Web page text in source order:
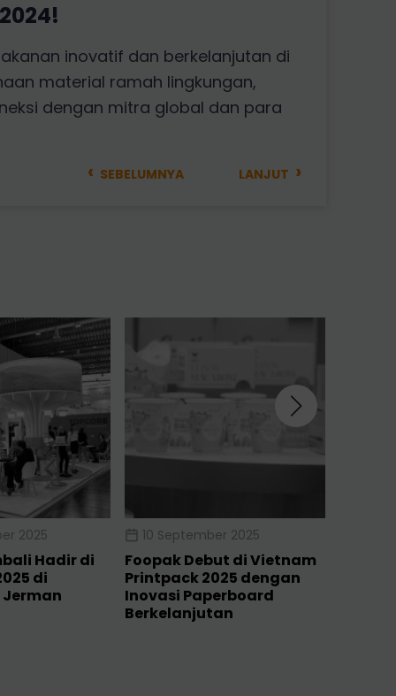
inovatif dan berkelanjutan di
material ramah lingkungan,
dengan mitra global dan para
‹ SEBELUMNYA LANJUT ›
2025
Hadir di
di
Jerman
10 September 2025
Foopak Debut di Vietnam
Printpack 2025 dengan
Inovasi Paperboard
Berkelanjutan